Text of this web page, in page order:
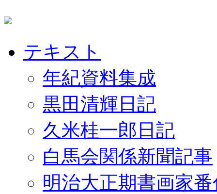
テキスト
年紀資料集成
黒田清輝日記
久米桂一郎日記
白馬会関係新聞記事
明治大正期書画家